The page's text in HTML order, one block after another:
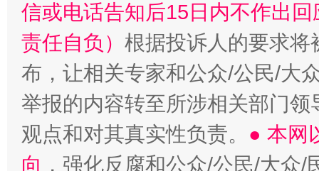
信或电话告知后15日内不作出
责任自负） 根据投诉人的要求将
布，让相关专家和公众/公民/大
举报的内容转至所涉相关部门
观点和对其真实性负责。 ● 本网
向 ，强化反腐和公众/公民/大众